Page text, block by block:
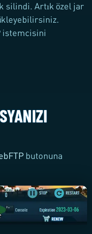
silindi. Artık özel jar
istemcisini
butonuna